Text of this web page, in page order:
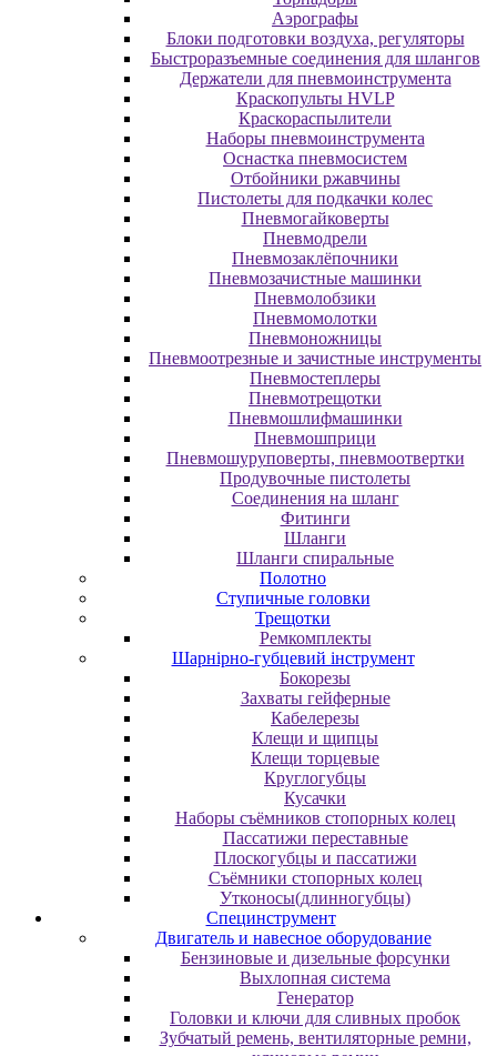
Аэрографы
Блоки подготовки воздуха, регуляторы
Быстроразъемные соединения для шлангов
Держатели для пневмоинструмента
Краскопульты HVLP
Краскораспылители
Наборы пневмоинструмента
Оснастка пневмосистем
Отбойники ржавчины
Пистолеты для подкачки колес
Пневмогайковерты
Пневмодрели
Пневмозаклёпочники
Пневмозачистные машинки
Пневмолобзики
Пневмомолотки
Пневмоножницы
Пневмоотрезные и зачистные инструменты
Пневмостеплеры
Пневмотрещотки
Пневмошлифмашинки
Пневмошприци
Пневмошуруповерты, пневмоотвертки
Продувочные пистолеты
Соединения на шланг
Фитинги
Шланги
Шланги спиральные
Полотно
Ступичные головки
Трещотки
Ремкомплекты
Шарнірно-губцевий інструмент
Бокорезы
Захваты гейферные
Кабелерезы
Клещи и щипцы
Клещи торцевые
Круглогубцы
Кусачки
Наборы съёмников стопорных колец
Пассатижи переставные
Плоскогубцы и пассатижи
Съёмники стопорных колец
Утконосы(длинногубцы)
Специнструмент
Двигатель и навесное оборудование
Бензиновые и дизельные форсунки
Выхлопная система
Генератор
Головки и ключи для сливных пробок
Зубчатый ремень, вентиляторные ремни,